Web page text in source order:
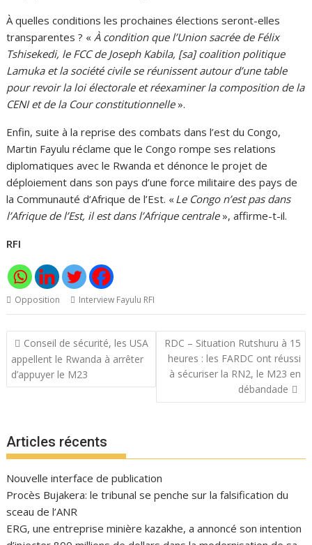
À quelles conditions les prochaines élections seront-elles
transparentes ? «À condition que l’Union sacrée de Félix
Tshisekedi, le FCC de Joseph Kabila, [sa] coalition politique
Lamuka et la société civile se réunissent autour d’une table
pour revoir la loi électorale et réexaminer la composition de la
CENI et de la Cour constitutionnelle».
Enfin, suite à la reprise des combats dans l’est du Congo,
Martin Fayulu réclame que le Congo rompe ses relations
diplomatiques avec le Rwanda et dénonce le projet de
déploiement dans son pays d’une force militaire des pays de
la Communauté d’Afrique de l’Est. «Le Congo n’est pas dans
l’Afrique de l’Est, il est dans l’Afrique centrale», affirme-t-il.
RFI
Opposition Interview Fayulu RFI
Navigation
de
l’article
Conseil de sécurité, les USA
appellent le Rwanda à arrêter
d’appuyer le M23
RDC – Situation Rutshuru à 15
heures : les FARDC ont réussi
à sécuriser la RN2, le M23 en
débandade
Articles récents
Nouvelle interface de publication
Procès Bujakera: le tribunal se penche sur la falsification du
sceau de l’ANR
ERG, une entreprise minière kazakhe, a annoncé son intention